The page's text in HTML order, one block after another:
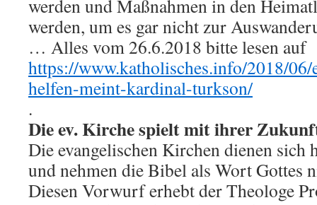
werden und Maßnahmen in den
werden, um es gar nicht zur
… Alles vom 26.6.2018 bitte lesen auf
https://www.katholisches.info/2018/
helfen-meint-kardinal-turkson/
.
Die ev. Kirche spielt mit ihrer
Die evangelischen Kirchen dienen sich
und nehmen die Bibel als Wort Gottes
Diesen Vorwurf erhebt der Theologe